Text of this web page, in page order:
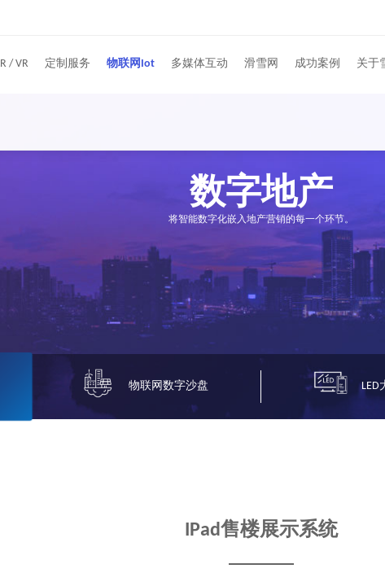
/ VR 定制服务 物联网Iot 多媒体互动 滑雪网 成功案例 关于
数字地产
将智能数字化嵌入地产营销的每一个环节。
物联网数字沙盘 LED
IPad售楼展示系统